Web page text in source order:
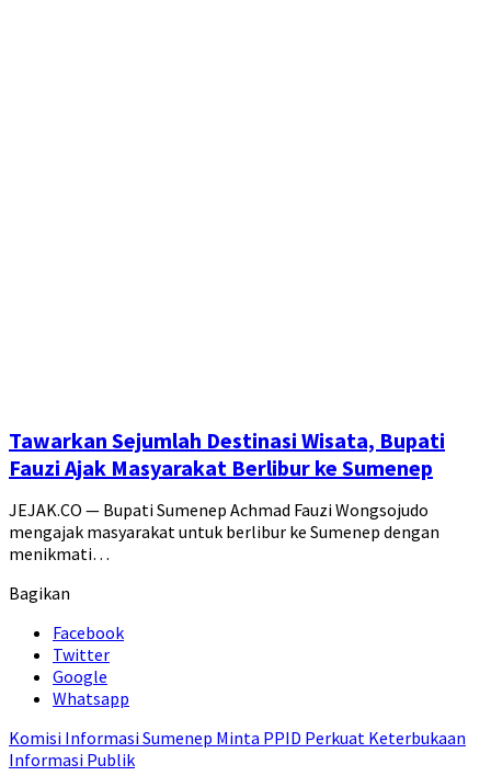
Tawarkan Sejumlah Destinasi Wisata, Bupati
Fauzi Ajak Masyarakat Berlibur ke Sumenep
JEJAK.CO — Bupati Sumenep Achmad Fauzi Wongsojudo
mengajak masyarakat untuk berlibur ke Sumenep dengan
menikmati…
Bagikan
Facebook
Twitter
Google
Whatsapp
Komisi Informasi Sumenep Minta PPID Perkuat Keterbukaan
Informasi Publik